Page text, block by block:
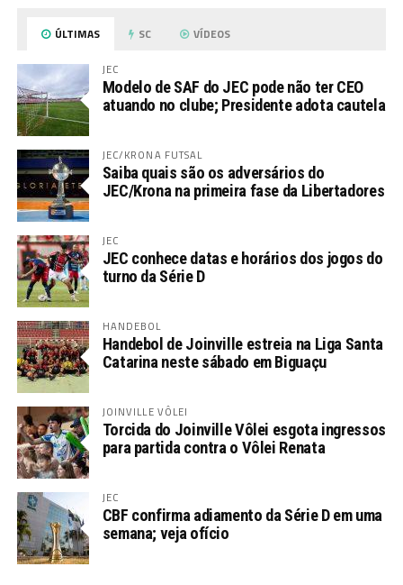
ÚLTIMAS SC VÍDEOS
JEC
Modelo de SAF do JEC pode não ter CEO
atuando no clube; Presidente adota cautela
JEC/KRONA FUTSAL
Saiba quais são os adversários do
JEC/Krona na primeira fase da Libertadores
JEC
JEC conhece datas e horários dos jogos do
turno da Série D
HANDEBOL
Handebol de Joinville estreia na Liga Santa
Catarina neste sábado em Biguaçu
JOINVILLE VÔLEI
Torcida do Joinville Vôlei esgota ingressos
para partida contra o Vôlei Renata
JEC
CBF confirma adiamento da Série D em uma
semana; veja ofício